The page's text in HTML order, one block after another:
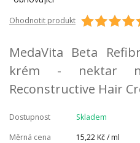
Ohodnotit produkt
MedaVita Beta
krém - nektar
Reconstructive Hair
Dostupnost
Skladem
Měrná cena
15,22 Kč / ml